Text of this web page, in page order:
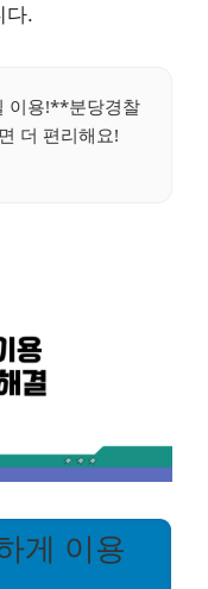
다.
이용!**분당경찰
더 편리해요!
게 이용